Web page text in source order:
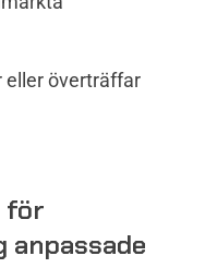
eller överträffar
för